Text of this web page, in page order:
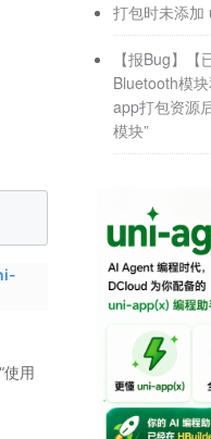
使用
打包时未添
【报Bug】【
Bluetooth模
app打包资源
模块”